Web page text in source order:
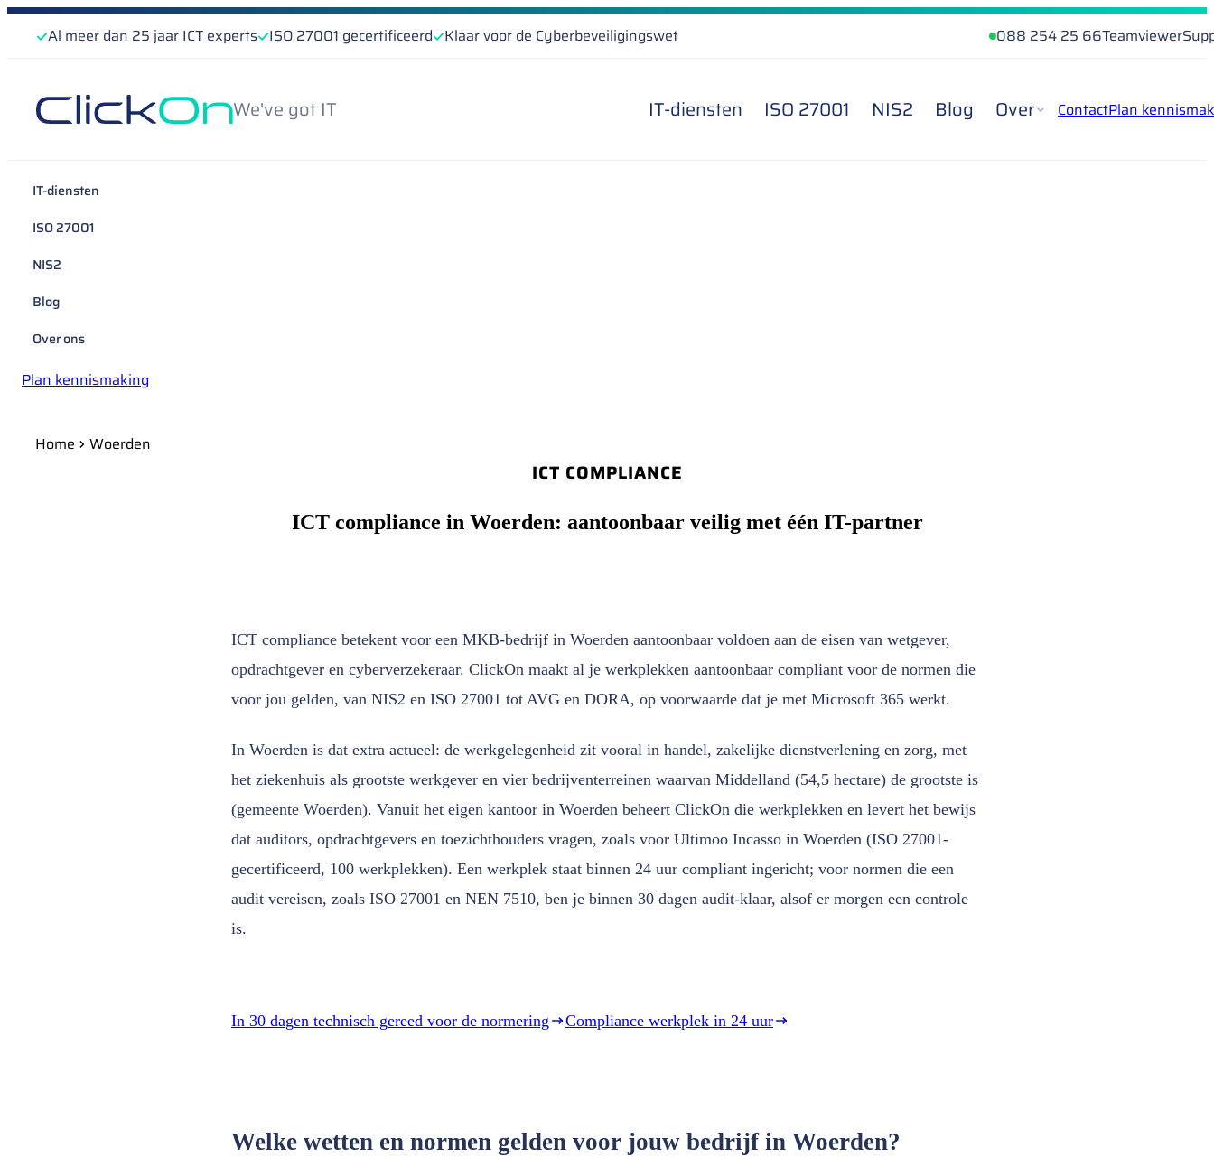
Al meer dan 25 jaar ICT experts ISO 27001 gecertificeerd Klaar voor de Cyberbeveiligingswet 088 254 25 66Teamviewer
We've got IT IT-diensten ISO 27001 NIS2 Blog Over ContactPlan
IT-diensten
ISO 27001
NIS2
Blog
Over ons
Plan kennismaking
Home Woerden
ICT COMPLIANCE
ICT compliance in Woerden: aantoonbaar veilig met één IT-partner
ICT compliance betekent voor een MKB-bedrijf in Woerden aantoonbaar voldoen aan de eisen van wetgever,
opdrachtgever en cyberverzekeraar. ClickOn maakt al je werkplekken aantoonbaar compliant voor de normen die
voor jou gelden, van NIS2 en ISO 27001 tot AVG en DORA, op voorwaarde dat je met Microsoft 365 werkt.
In Woerden is dat extra actueel: de werkgelegenheid zit vooral in handel, zakelijke dienstverlening en zorg, met
het ziekenhuis als grootste werkgever en vier bedrijventerreinen waarvan Middelland (54,5 hectare) de grootste is
(gemeente Woerden). Vanuit het eigen kantoor in Woerden beheert ClickOn die werkplekken en levert het bewijs
dat auditors, opdrachtgevers en toezichthouders vragen, zoals voor Ultimoo Incasso in Woerden (ISO 27001-
gecertificeerd, 100 werkplekken). Een werkplek staat binnen 24 uur compliant ingericht; voor normen die een
audit vereisen, zoals ISO 27001 en NEN 7510, ben je binnen 30 dagen audit-klaar, alsof er morgen een controle
is.
In 30 dagen technisch gereed voor de normering Compliance werkplek in 24 uur
Welke wetten en normen gelden voor jouw bedrijf in Woerden?